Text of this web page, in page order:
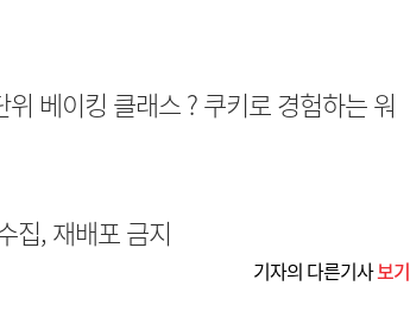
베이킹 클래스 ? 쿠키로 경험하는 워
집, 재배포 금지
기자의 다른기사보기